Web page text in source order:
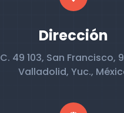
Dirección
C. 49 103, San Francisco,
Valladolid, Yuc.,